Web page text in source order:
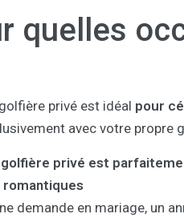
quelles
privé est idéal pour
avec votre propre
privé est
romantiques
demande en mariage, un